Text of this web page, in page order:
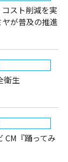
スト削減を実
が普及の推進
衛生
CM『踊ってみ